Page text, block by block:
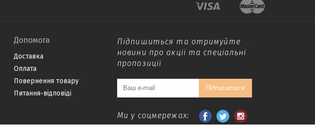
Допомога
Доставка
Оплата
Повернення товару
Питання-відповіді
Підпишиться та отримуйте
новини про акції та спеціальні
пропозиції
Підписатися
Ми у соцмережах: